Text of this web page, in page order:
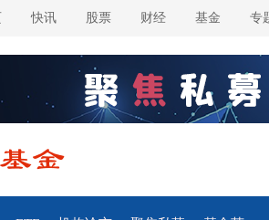
快讯 股票 财经 基金 专